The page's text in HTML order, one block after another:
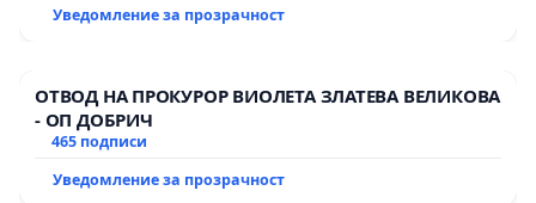
Уведомление за прозрачност
ОТВОД НА ПРОКУРОР ВИОЛЕТА ЗЛАТЕВА ВЕЛИКОВА
- ОП ДОБРИЧ
465 подписи
Уведомление за прозрачност